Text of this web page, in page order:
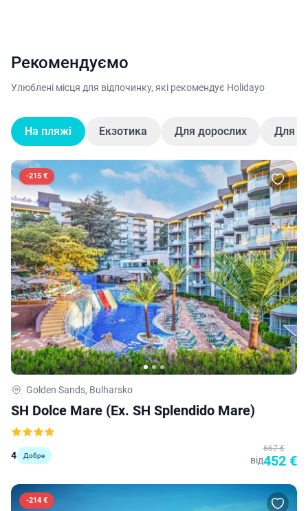
Рекомендуємо
Улюблені місця для відпочинку, які рекомендує Holidayo
На пляжі Екзотика Для дорослих Для
-215 €
Golden Sands, Bulharsko
SH Dolce Mare (ex. SH Splendido Mare)
4 Добре від
667 €
452 €
-214 €